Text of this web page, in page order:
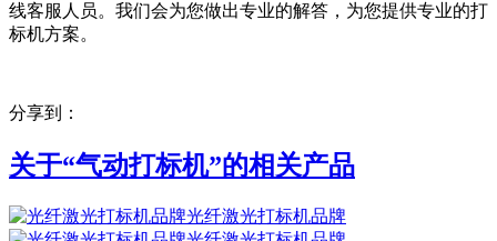
线客服人员。我们会为您做出专业的解答，为您提供专业的打
标机方案。
分享到：
关于“气动打标机”的相关产品
光纤激光打标机品牌